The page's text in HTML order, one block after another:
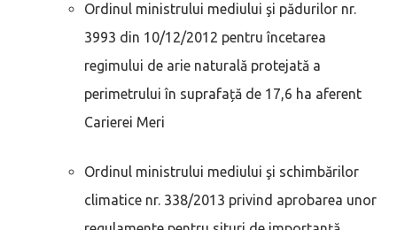
Ordinul ministrului mediului şi pădurilor nr.
3993 din 10/12/2012 pentru încetarea
regimului de arie naturală protejată a
perimetrului în suprafață de 17,6 ha aferent
Carierei Meri
Ordinul ministrului mediului şi schimbărilor
climatice nr. 338/2013 privind aprobarea unor